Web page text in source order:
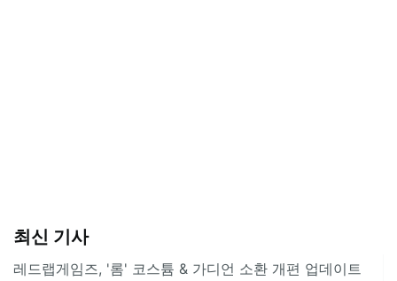
최신 기사
레드랩게임즈, '롬' 코스튬 & 가디언 소환 개편 업데이트